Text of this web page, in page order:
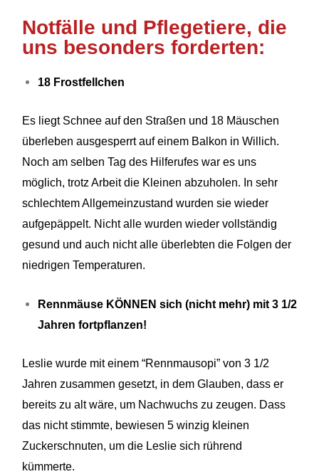
Notfälle und Pflegetiere, die
uns besonders forderten:
18 Frostfellchen
Es liegt Schnee auf den Straßen und 18 Mäuschen
überleben ausgesperrt auf einem Balkon inWillich.
Noch am selben Tag des Hilferufes war es uns
möglich, trotz Arbeit die Kleinen abzuholen. In sehr
schlechtem Allgemeinzustand wurden sie wieder
aufgepäppelt. Nicht alle wurden wieder vollständig
gesund und auch nicht alle überlebten die Folgen der
niedrigen Temperaturen.
Rennmäuse KÖNNEN sich (nicht mehr) mit 3 1/2
Jahren fortpflanzen!
Leslie wurde mit einem “Rennmausopi” von 3 1/2
Jahren zusammen gesetzt, in dem Glauben, dass er
bereits zu alt wäre, um Nachwuchs zu zeugen. Dass
das nicht stimmte, bewiesen 5 winzig kleinen
Zuckerschnuten, um die Leslie sich rührend
kümmerte.